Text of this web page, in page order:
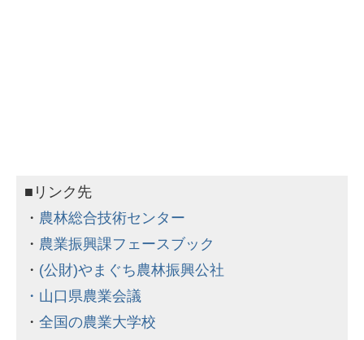
■リンク先
・ 農林総合技術センター
・ 農業振興課フェースブック
・ (公財)やまぐち農林振興公社
・ 山口県農業会議
・ 全国の農業大学校